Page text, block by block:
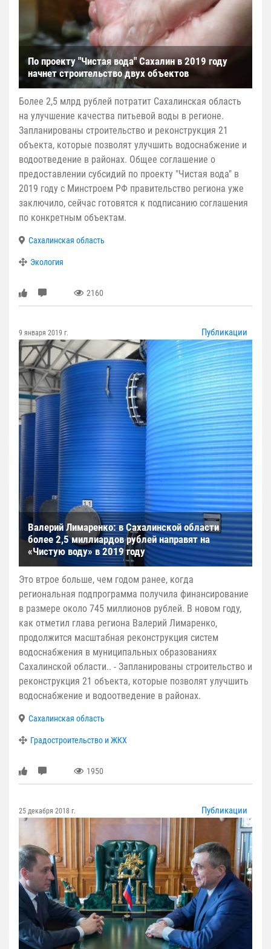
По проекту "Чистая вода" Сахалин в 2019 году
начнет строительство двух объектов
Более 2,5 млрд рублей потратит Сахалинская область
на улучшение качества питьевой воды в регионе.
Запланированы строительство и реконструкция 21
объекта, которые позволят улучшить водоснабжение и
водоотведение в районах. Общее соглашение о
предоставлении субсидий по проекту "Чистая вода" в
2019 году с Минстроем РФ правительство региона уже
заключило, сейчас готовятся к подписанию соглашения
по конкретным объектам.
Сахалинская область
Экология
2160
9 января 2019 г. Публикации
Валерий Лимаренко: в Сахалинской области
более 2,5 миллиардов рублей направят на
«Чистую воду» в 2019 году
Это втрое больше, чем годом ранее, когда
региональная подпрограмма получила финансирование
в размере около 745 миллионов рублей. В новом году,
как отметил глава региона Валерий Лимаренко,
продолжится масштабная реконструкция систем
водоснабжения в муниципальных образованиях
Сахалинской области.. - Запланированы строительство и
реконструкция 21 объекта, которые позволят улучшить
водоснабжение и водоотведение в районах.
Сахалинская область
Градостроительство и ЖКХ
1950
25 декабря 2018 г. Публикации